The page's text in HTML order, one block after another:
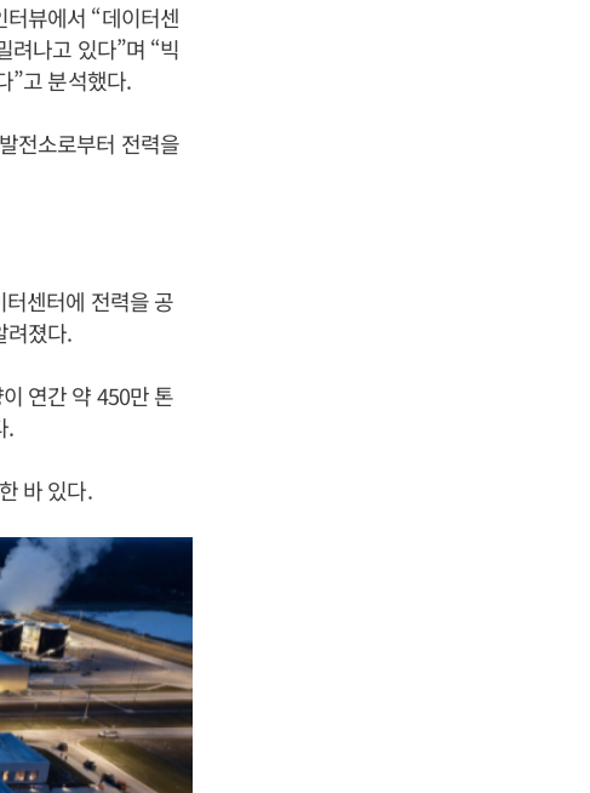
뷰에서 “데이터센
려나고 있다”며 “빅
”고 분석했다.
전소로부터 전력을
센터에 전력을 공
려졌다.
연간 약 450만 톤
.
바 있다.